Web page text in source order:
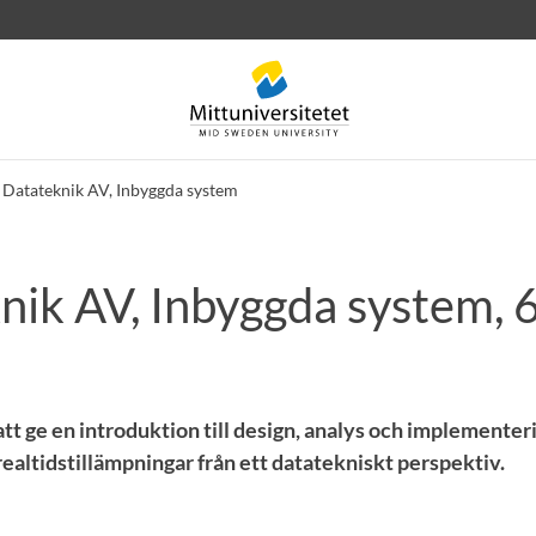
Datateknik AV, Inbyggda system
PersonalLediga jobb
AV, Inbyggda system,
ge en introduktion till design, analys och
från ett datatekniskt perspektiv.